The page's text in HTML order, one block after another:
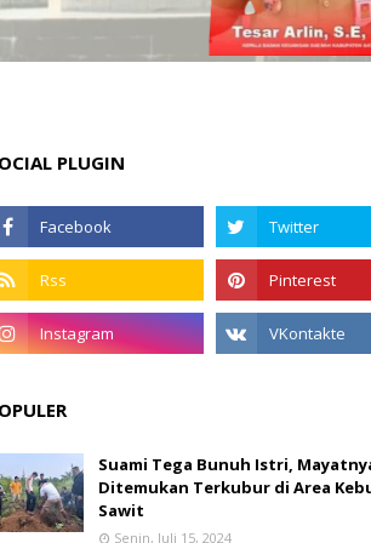
PLUGIN
Suami Tega Bunuh Istri,
Ditemukan Terkubur di Area
Sawit
Senin, Juli 15, 2024